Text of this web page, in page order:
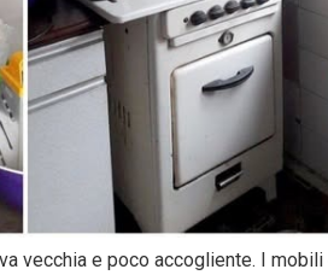
vecchia e poco accogliente. I mobili